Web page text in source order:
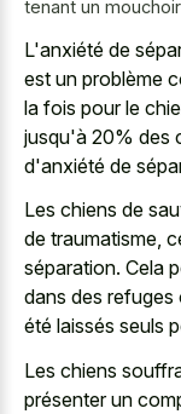
tenant un mouchoir
L'anxiété de
est un problème
la fois pour le
jusqu'à 20% des
d'anxiété de
Les chiens de
de traumatisme,
séparation. Cela
dans des refuges
été laissés seuls
Les chiens
présenter un